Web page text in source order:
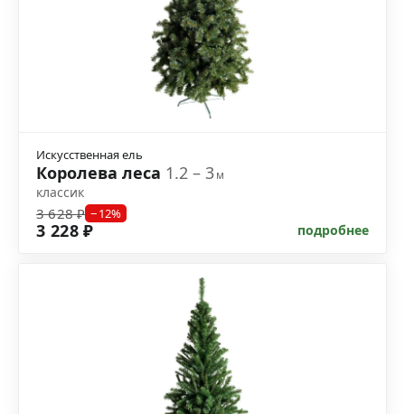
Искусственная ель
Королева леса 1.2 – 3м
классик
3 628 ₽ −12%
3 228 ₽ подробнее